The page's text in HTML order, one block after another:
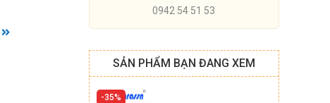
0942 54 51 53
SẢN PHẨM BẠN ĐANG XEM
35%